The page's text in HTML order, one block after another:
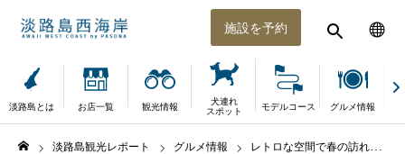
施設を予約
淡路島とは お店一覧 観光情報
犬連れ
スポット
モデルコース グルメ情報
淡路島観光レポート グルメ情報 レトロな空間で春の訪れを淡路島の食材で贅沢に愉しむ。青海波 海の舎の特別コース”桜宴”